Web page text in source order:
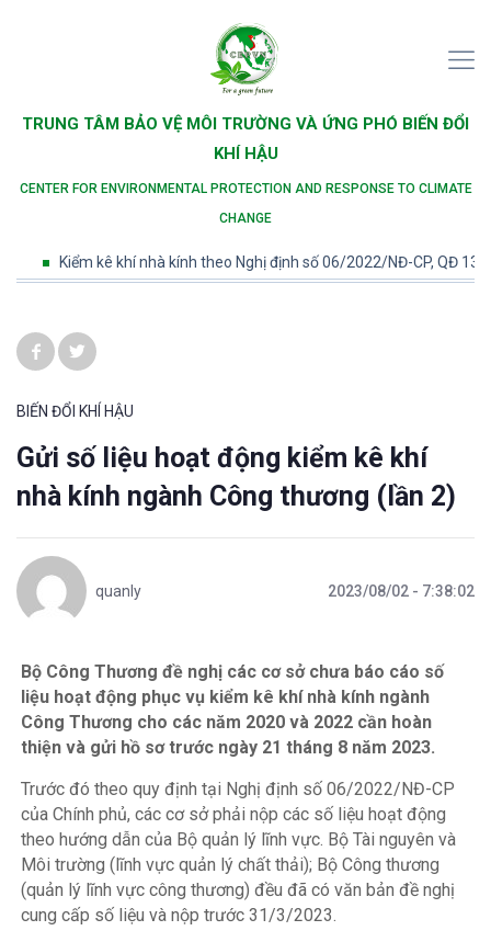
TRUNG TÂM BẢO VỆ MÔI TRƯỜNG VÀ ỨNG PHÓ BIẾN ĐỔI
KHÍ HẬU
CENTER FOR ENVIRONMENTAL PROTECTION AND RESPONSE TO CLIMATE
CHANGE
Kiểm kê khí nhà kính theo Nghị định số 06/2022/NĐ-CP, QĐ 13/
BIẾN ĐỔI KHÍ HẬU
Gửi số liệu hoạt động kiểm kê khí
nhà kính ngành Công thương (lần 2)
quanly 2023/08/02 - 7:38:02
Bộ Công Thương đề nghị các cơ sở chưa báo cáo số
liệu hoạt động phục vụ kiểm kê khí nhà kính ngành
Công Thương cho các năm 2020 và 2022 cần hoàn
thiện và gửi hồ sơ trước ngày 21 tháng 8 năm 2023.
Trước đó theo quy định tại Nghị định số 06/2022/NĐ-CP
của Chính phủ, các cơ sở phải nộp các số liệu hoạt động
theo hướng dẫn của Bộ quản lý lĩnh vực. Bộ Tài nguyên và
Môi trường (lĩnh vực quản lý chất thải); Bộ Công thương
(quản lý lĩnh vực công thương) đều đã có văn bản đề nghị
cung cấp số liệu và nộp trước 31/3/2023.